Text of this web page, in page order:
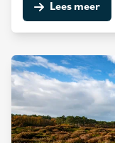
Lees meer